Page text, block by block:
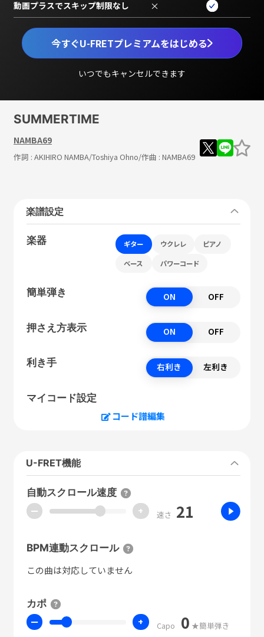
今すぐU-FRETプレミアムをはじめる
いつでもキャンセルできます
動画プラスでスキップ制限なし ×
SUMMERTIME
NAMBA69
作詞 : AKIHIRO NAMBA/Toshiya Ohno/作曲 : NAMBA69
楽譜設定
楽器 ギター ウクレレ ピアノ
ベース パワーコード
簡単弾き ON OFF
押さえ方表示 ON OFF
利き手 右利き 左利き
マイコード設定
コード譜編集
U-FRET機能
自動スクロール速度
ー + 速さ 21
BPM連動スクロール
この曲は対応していません
カポ
ー + Capo 0 ★簡単弾き